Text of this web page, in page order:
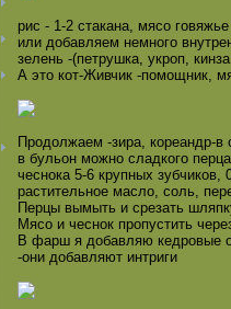
рис - 1-2 стакана, мясо
или добавляем немного
зелень -(петрушка, укроп,
А это кот-Живчик -помощник,
Продолжаем -зира, кореандр-в
в бульон можно сладкого
чеснока 5-6 крупных
растительное масло, соль,
Перцы вымыть и срезать
Мясо и чеснок пропустить
В фарш я добавляю кедровые
-они добавляют интриги